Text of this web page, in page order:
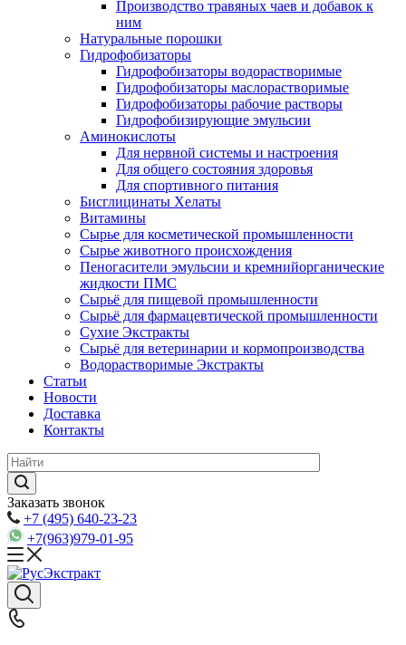
Производство травяных чаев и добавок к
ним
Натуральные порошки
Гидрофобизаторы
Гидрофобизаторы водорастворимые
Гидрофобизаторы маслорастворимые
Гидрофобизаторы рабочие растворы
Гидрофобизирующие эмульсии
Аминокислоты
Для нервной системы и настроения
Для общего состояния здоровья
Для спортивного питания
Бисглицинаты Хелаты
Витамины
Сырье для косметической промышленности
Сырье животного происхождения
Пеногасители эмульсии и кремнийорганические
жидкости ПМС
Сырьё для пищевой промышленности
Сырьё для фармацевтической промышленности
Сухие Экстракты
Сырьё для ветеринарии и кормопроизводства
Водорастворимые Экстракты
Статьи
Новости
Доставка
Контакты
Заказать звонок
+7 (495) 640-23-23
+7(963)979-01-95